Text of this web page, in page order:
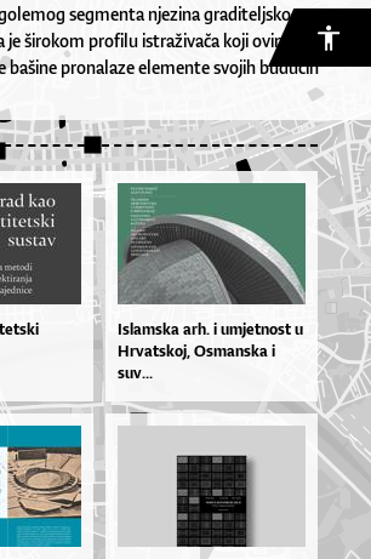
segmenta njezina graditeljskog
je širokom profilu istraživača koji ovim
bašine pronalaze elemente svojih budućih
Islam­ska ar­h. i umjet­no­st u
Hr­vat­skoj, Os­man­ska i
suv...